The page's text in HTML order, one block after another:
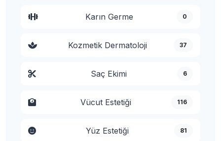
Karın Germe 0
Kozmetik Dermatoloji 37
Saç Ekimi 6
Vücut Estetiği 116
Yüz Estetiği 81